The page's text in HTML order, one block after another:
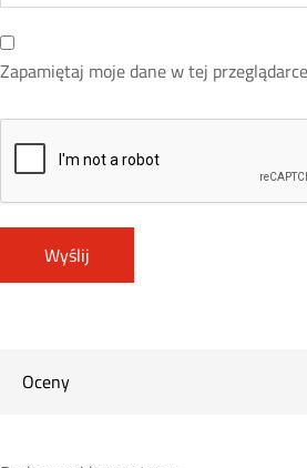
Zapamiętaj moje dane w tej
Oceny